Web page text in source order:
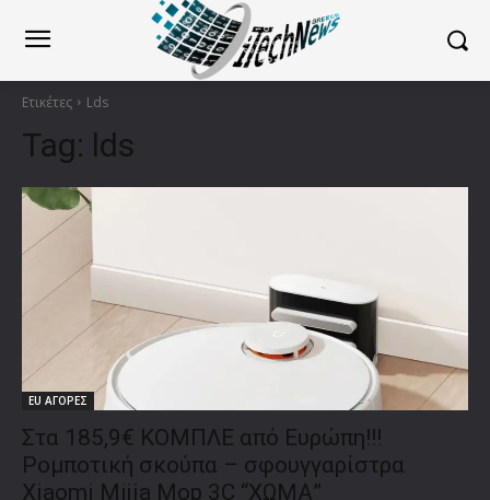
Ετικέτες Lds
Tag: lds
EU ΑΓΟΡΕΣ
Στα 185,9€ ΚΟΜΠΛΕ από Ευρώπη!!!
Ρομποτική σκούπα – σφουγγαρίστρα
Xiaomi Mijia Mop 3C “ΧΩΜΑ”